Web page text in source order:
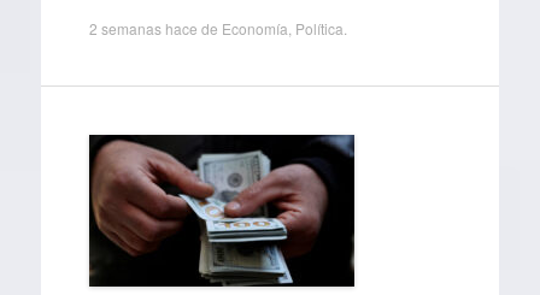
2 semanas hace de Economía Política